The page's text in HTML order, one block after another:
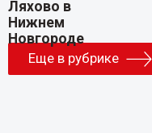
Еще в рубрике